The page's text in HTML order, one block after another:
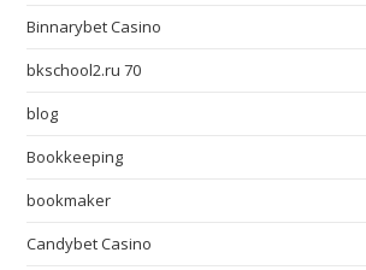
Binnarybet Casino
bkschool2.ru 70
blog
Bookkeeping
bookmaker
Candybet Casino